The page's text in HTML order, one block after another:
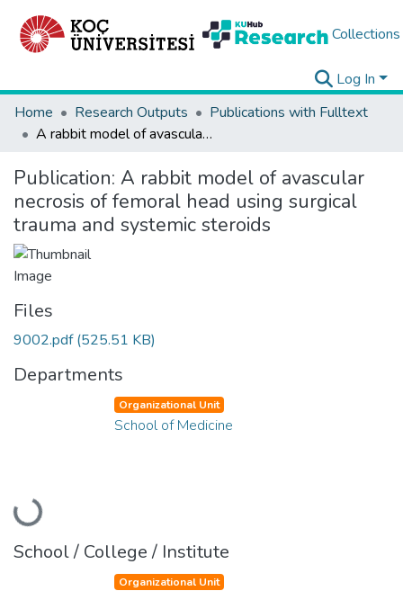
Collections
Log In
Home
Research Outputs
Publications with Fulltext
A rabbit model of avascular necrosis of femoral head using surgical trauma and systemic steroids
Publication: A rabbit model of avascular
necrosis of femoral head using surgical
trauma and systemic steroids
Files
9002.pdf(525.51 KB)
Departments
Loading...
Organizational Unit
School of Medicine
School / College / Institute
Organizational Unit